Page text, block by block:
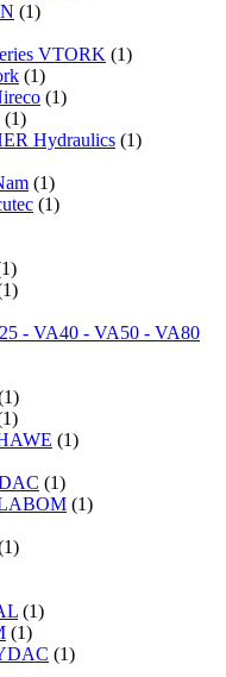
(1)
VTORK (1)
(1)
(1)
(1)
Hydraulics (1)
(1)
(1)
- VA40 - VA50 - VA80
(1)
(1)
LABOM (1)
(1)
(1)
(1)